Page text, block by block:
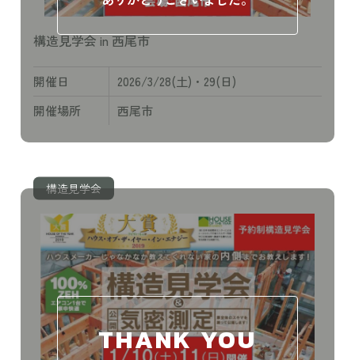
構造見学会 in 西尾市
開催日
2026/3/28(土)・29(日)
開催場所
西尾市
THANK YOU
構造見学会